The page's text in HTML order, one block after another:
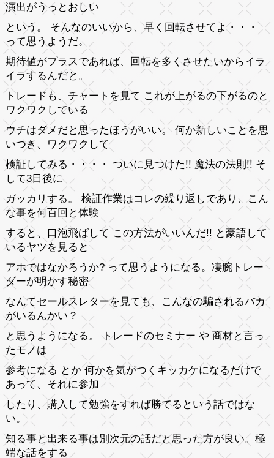
演出がうっとおしい
という。 そんなのいいから、早く回転させてよ・・・
って思うようだ。
期待値がプラスであれば、回転を多くさせたいからイラ
イラするんだと。
トレードも、チャートを見て これが上がるの下がるのと
ワクワクしている
ウチはダメだと思ったほうがいい。 何か新しいことを思
いつき、ワクワクして
検証してみる・・・・ ついに見つけた!! 魔法の法則!! そ
して3日後に
ガッカリする。 検証作業はコレの繰り返しであり、こん
な事を何百回と体験
すると、口泡飛ばして この方法がいいんだ!! と豪語して
いるヤツを見ると
アホではなかろうか? って思うようになる。凄腕トレー
ダーが明かす秘密
なんてセールスレターを見ても、こんなの騙されるバカ
がいるんかい？
と思うようになる。 トレードのセミナー や 商材と言っ
たモノは
参考になる とか 何かを気がつくキッカケになるだけで
あって、それに参加
したり、購入して勉強をすれば勝てるという話ではな
い。
知る事と出来る事は別次元の話だと思った方が良い。極
端な話をする